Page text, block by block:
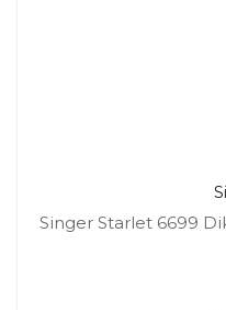
Singer Starlet 6699